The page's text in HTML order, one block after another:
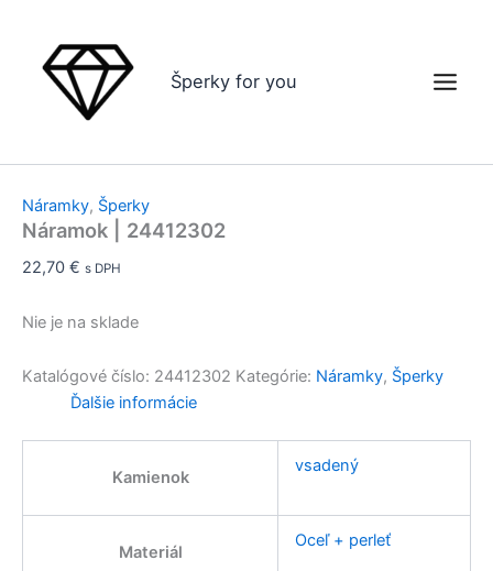
obsah
Šperky for you
Náramky, Šperky
Náramok | 24412302
22,70 € s DPH
Nie je na sklade
Katalógové číslo: 24412302 Kategórie: Náramky, Šperky
Ďalšie informácie
Kamienok
vsadený
Materiál
Oceľ + perleť
28,00 €.18,90 €.